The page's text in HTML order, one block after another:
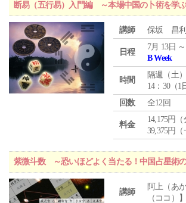
断易（五行易）入門編 ～本場中国の卜術を学
講師 保坂 昌利
日程
7月 13日
B Week
時間
隔週（土
14：30（1
回数
全12回
料金
14,175円
39,375円（
紫微斗数 ～恐いほどよく当たる！中国占星術
講師
阿上（あ
（ココ）】